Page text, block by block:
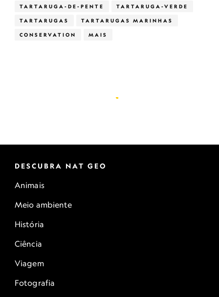
TARTARUGA-DE-PENTE TARTARUGA-VERDE
TARTARUGAS TARTARUGAS MARINHAS
CONSERVATION MAIS
DESCUBRA NAT GEO
Animais
Meio ambiente
História
Ciência
Viagem
Fotografia